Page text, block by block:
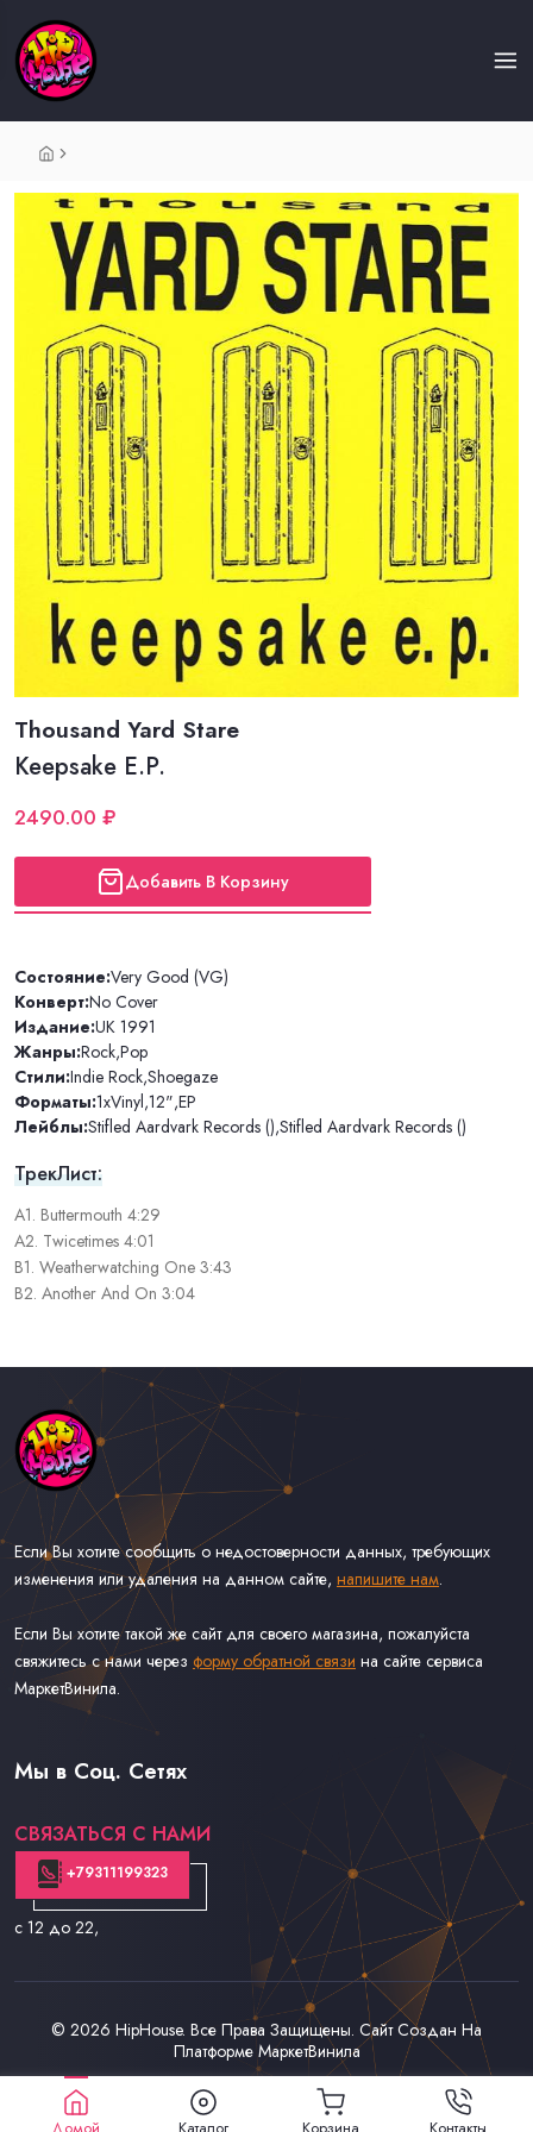
Thousand Yard Stare
Keepsake E.P.
2490.00 ₽
Добавить В Корзину
Состояние:Very Good (VG)
Конверт:No Cover
Издание:UK 1991
Жанры:Rock,Pop
Стили:Indie Rock,Shoegaze
Форматы:1xVinyl,12",EP
Лейблы:Stifled Aardvark Records (),Stifled Aardvark Records ()
ТрекЛист:
A1. Buttermouth 4:29
A2. Twicetimes 4:01
B1. Weatherwatching One 3:43
B2. Another And On 3:04
Если Вы хотите сообщить о недостоверности данных, требующих
изменения или удаления на данном сайте, напишите нам.
Если Вы хотите такой же сайт для своего магазина, пожалуйста
свяжитесь с нами через форму обратной связи на сайте сервиса
МаркетВинила.
Каталог Музыки на Виниле В Наличии
Доставка и Оплата
Мы в Соц. Сетях
СВЯЗАТЬСЯ С НАМИ
+79311199323
с 12 до 22,
© 2026 HipHouse. Все Права Защищены. Сайт Создан На
Платформе МаркетВинила